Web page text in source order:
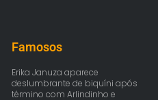
Famosos
Erika Januza aparece
deslumbrante de biquíni após
término com Arlindinho e